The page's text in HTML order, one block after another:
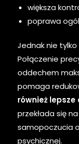
większa
poprawa
Jednak nie
Połączenie
oddechem
pomaga
również
przekłada się
samopoczucia
psychicznej.